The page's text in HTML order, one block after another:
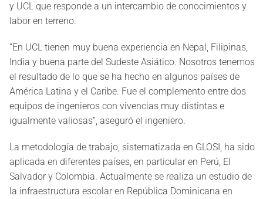
y UCL que responde a un intercambio de conocimientos y
labor en terreno.
“En UCL tienen muy buena experiencia en Nepal, Filipinas,
India y buena parte del Sudeste Asiático. Nosotros tenemos
el resultado de lo que se ha hecho en algunos países de
América Latina y el Caribe. Fue el complemento entre dos
equipos de ingenieros con vivencias muy distintas e
igualmente valiosas”, aseguró el ingeniero.
La metodología de trabajo, sistematizada en GLOSI, ha sido
aplicada en diferentes países, en particular en Perú, El
Salvador y Colombia. Actualmente se realiza un estudio de
la infraestructura escolar en República Dominicana en